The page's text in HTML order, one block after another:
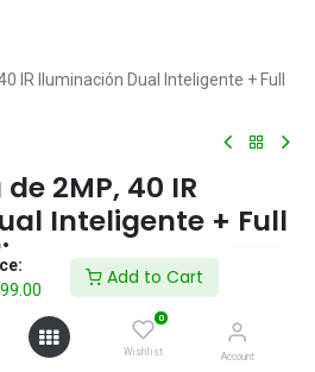
Add to Cart
0
Wishlist Account
IR Iluminación Dual Inteligente + Full
2MP, 40 IR
Inteligente + Full